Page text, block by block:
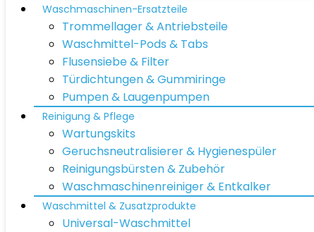
Waschmaschinen-Ersatzteile
Trommellager & Antriebsteile
Waschmittel-Pods & Tabs
Flusensiebe & Filter
Türdichtungen & Gummiringe
Pumpen & Laugenpumpen
Reinigung & Pflege
Wartungskits
Geruchsneutralisierer & Hygienespüler
Reinigungsbürsten & Zubehör
Waschmaschinenreiniger & Entkalker
Waschmittel & Zusatzprodukte
Universal-Waschmittel